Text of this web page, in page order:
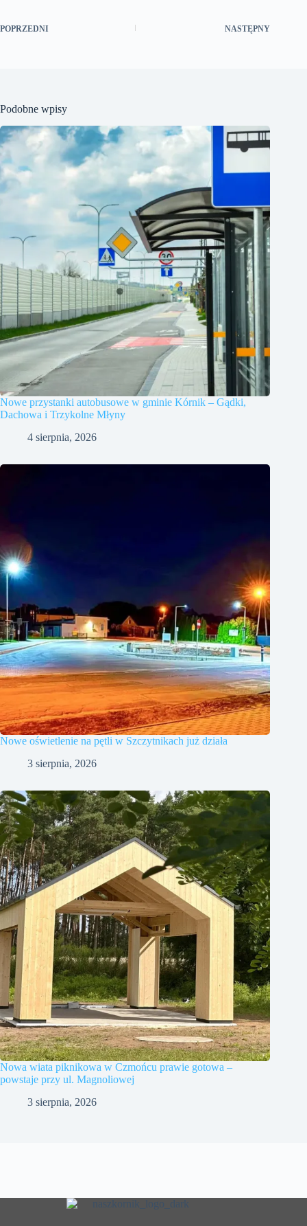
POPRZEDNI NASTĘPNY
Podobne wpisy
Nowe przystanki autobusowe w gminie Kórnik – Gądki,
Dachowa i Trzykolne Młyny
4 sierpnia, 2026
Nowe oświetlenie na pętli w Szczytnikach już działa
3 sierpnia, 2026
Nowa wiata piknikowa w Czmońcu prawie gotowa –
powstaje przy ul. Magnoliowej
3 sierpnia, 2026